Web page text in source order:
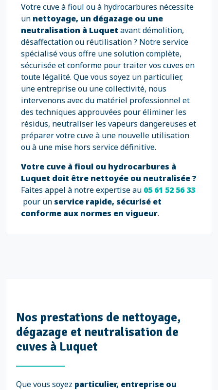
Votre cuve à fioul ou à hydrocarbures nécessite
un nettoyage, un dégazage ou une
neutralisation à Luquet avant démolition,
désaffectation ou réutilisation ? Notre service
spécialisé vous offre une solution complète,
sécurisée et conforme pour traiter vos cuves en
toute légalité. Que vous soyez un particulier,
une entreprise ou une collectivité, nous
intervenons avec du matériel professionnel et
des techniques approuvées pour éliminer les
résidus, neutraliser les vapeurs dangereuses et
préparer votre cuve à une nouvelle utilisation
ou à une mise hors service définitive.
Votre cuve à fioul ou hydrocarbures à
Luquet doit être nettoyée ou neutralisée ?
Faites appel à notre expertise au 05 61 52 56 33
pour un service rapide, sécurisé et
conforme aux normes en vigueur.
Nos prestations de nettoyage,
dégazage et neutralisation de
cuves à Luquet
Que vous soyez particulier, entreprise ou